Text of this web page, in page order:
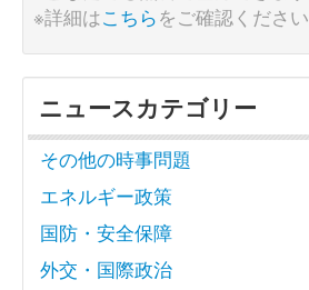
※詳細はこちらをご確認ください
ニュースカテゴリー
その他の時事問題
エネルギー政策
国防・安全保障
外交・国際政治